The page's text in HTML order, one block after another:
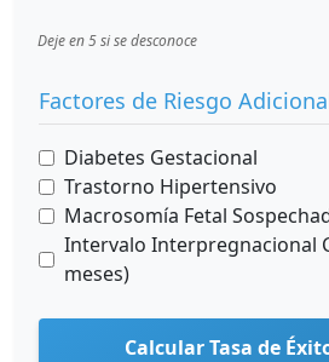
Deje en 5 si se desconoce
Factores de Riesgo
Diabetes Gestacional
Trastorno Hipertensivo
Macrosomía Fetal
Intervalo Interpregnacional
meses)
Calcular Tasa de